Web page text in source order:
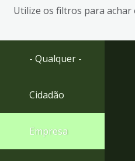
busca
Ir
Utilize os filtros para
- Qualquer -
Cidadão
Empresa